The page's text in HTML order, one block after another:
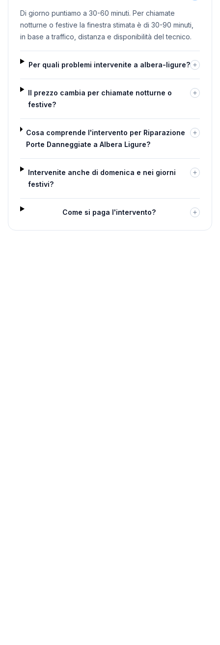
Di giorno puntiamo a 30-60 minuti. Per chiamate
notturne o festive la finestra stimata è di 30-90 minuti,
in base a traffico, distanza e disponibilità del tecnico.
Per quali problemi intervenite a albera-ligure?
Il prezzo cambia per chiamate notturne o
festive?
Cosa comprende l'intervento per Riparazione
Porte Danneggiate a Albera Ligure?
Intervenite anche di domenica e nei giorni
festivi?
Come si paga l'intervento?